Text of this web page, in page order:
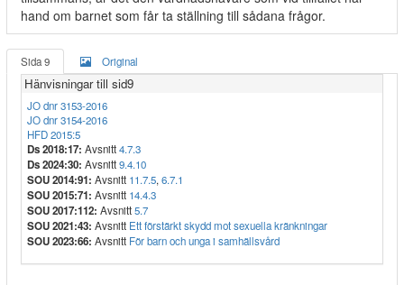
hand om barnet som får ta ställning till sådana frågor.
Sida 9 Original
Hänvisningar till sid9
JO dnr 3153-2016
JO dnr 3154-2016
HFD 2015:5
Ds 2018:17: Avsnitt4.7.3
Ds 2024:30: Avsnitt9.4.10
SOU 2014:91: Avsnitt 11.7.5, 6.7.1
SOU 2015:71: Avsnitt 14.4.3
SOU 2017:112: Avsnitt5.7
SOU 2021:43: Avsnitt Ett förstärkt skydd mot sexuella kränkningar
SOU 2023:66: Avsnitt För barn och unga i samhällsvård